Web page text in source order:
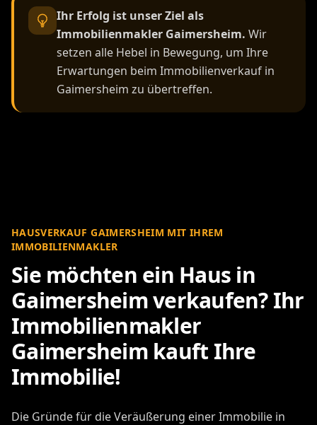
Ihr Erfolg ist unser Ziel als
Immobilienmakler Gaimersheim. Wir
setzen alle Hebel in Bewegung, um Ihre
Erwartungen beim Immobilienverkauf in
Gaimersheim zu übertreffen.
HAUSVERKAUF GAIMERSHEIM MIT IHREM
IMMOBILIENMAKLER
Sie möchten ein Haus in
Gaimersheim verkaufen? Ihr
Immobilienmakler
Gaimersheim kauft Ihre
Immobilie!
Die Gründe für die Veräußerung einer Immobilie in